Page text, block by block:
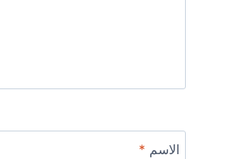
الاسم *